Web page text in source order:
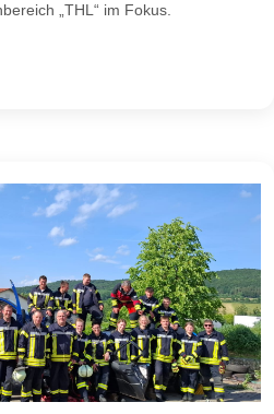
„THL“ im Fokus.